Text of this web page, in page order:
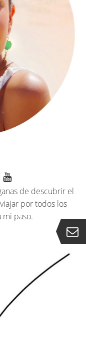
de descubrir el
por todos los
mi paso.